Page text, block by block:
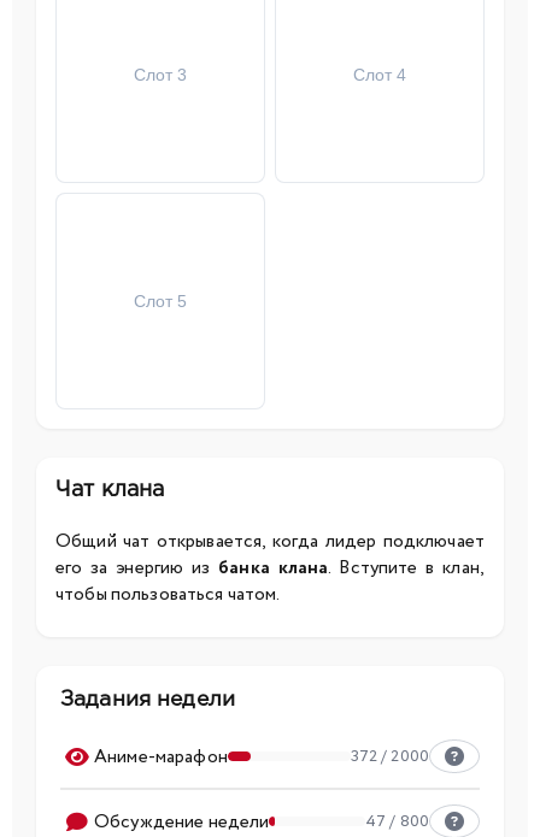
Слот 3 Слот 4
Слот 5
Чат клана
Общий чат открывается, когда лидер подключает
его за энергию из банка клана. Вступите в клан,
чтобы пользоваться чатом.
Задания недели
Аниме-марафон 372 / 2000
Обсуждение недели 47 / 800